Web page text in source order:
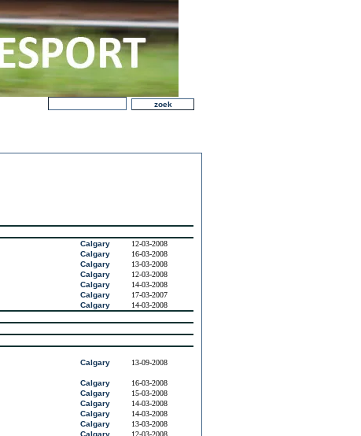
Calgary
12-03-2008
Calgary
16-03-2008
Calgary
13-03-2008
Calgary
12-03-2008
Calgary
14-03-2008
Calgary
17-03-2007
Calgary
14-03-2008
Calgary
13-09-2008
Calgary
16-03-2008
Calgary
15-03-2008
Calgary
14-03-2008
Calgary
14-03-2008
Calgary
13-03-2008